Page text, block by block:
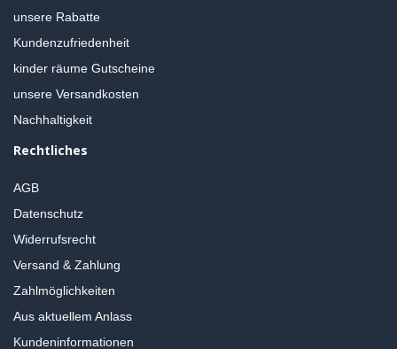
unsere Rabatte
Kundenzufriedenheit
kinder räume Gutscheine
unsere Versandkosten
Nachhaltigkeit
Rechtliches
AGB
Datenschutz
Widerrufsrecht
Versand & Zahlung
Zahlmöglichkeiten
Aus aktuellem Anlass
Kundeninformationen